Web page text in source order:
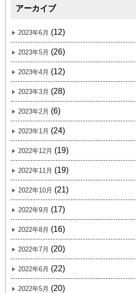
アーカイブ
2023年6月 (12)
2023年5月 (26)
2023年4月 (12)
2023年3月 (28)
2023年2月 (6)
2023年1月 (24)
2022年12月 (19)
2022年11月 (19)
2022年10月 (21)
2022年9月 (17)
2022年8月 (16)
2022年7月 (20)
2022年6月 (22)
2022年5月 (20)